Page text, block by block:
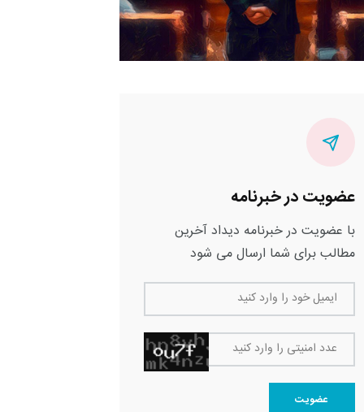
عضویت در خبرنامه
با عضویت در خبرنامه دیداد آخرین
مطالب برای شما ارسال می شود
ایمیل خود را وارد کنید
عدد امنیتی را وارد کنید
عضویت